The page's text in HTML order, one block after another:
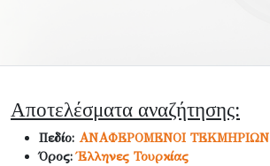
Αποτελέσματα αναζήτησης:
Πεδίο: ΑΝΑΦΕΡΟΜΕΝΟΙ ΤΕΚΜΗΡΙΩΝ
Όρος:Έλληνες Τουρκίας